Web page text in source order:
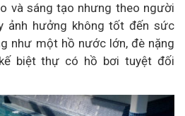
và sáng tạo nhưng theo người
ảnh hưởng không tốt đến sức
như một hồ nước lớn, đè nặng
biệt thự có hồ bơi tuyệt đối